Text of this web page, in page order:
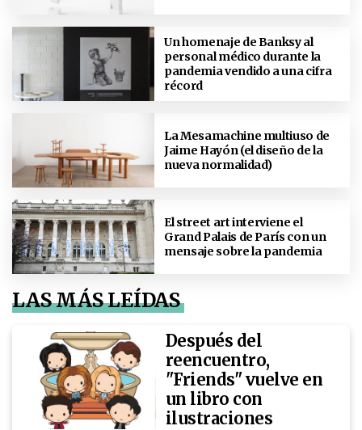
Un homenaje de Banksy al
personal médico durante la
pandemia vendido a una cifra
récord
La Mesamachine multiuso de
Jaime Hayón (el diseño de la
nueva normalidad)
El street art interviene el
Grand Palais de París con un
mensaje sobre la pandemia
LAS MÁS LEÍDAS
Después del
reencuentro,
"Friends" vuelve en
un libro con
ilustraciones